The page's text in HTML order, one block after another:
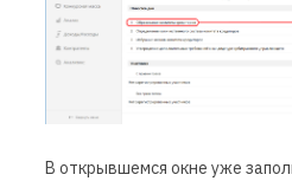
В открывшемся окне уже